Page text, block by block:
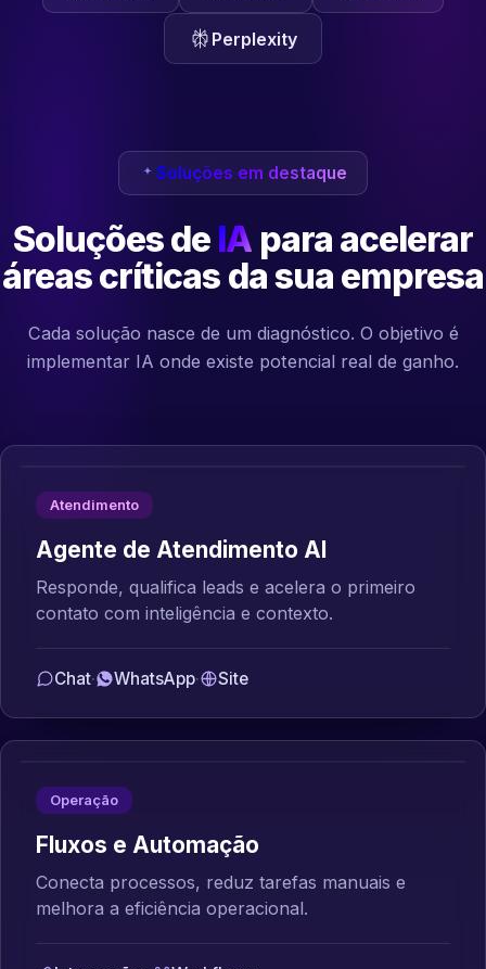
Perplexity
Soluções em destaque
Soluções de IA para acelerar
áreas críticas da sua empresa
Cada solução nasce de um diagnóstico. O objetivo é
implementar IA onde existe potencial real de ganho.
Atendimento
Agente de Atendimento AI
Responde, qualifica leads e acelera o primeiro
contato com inteligência e contexto.
Chat· WhatsApp· Site
Operação
Fluxos e Automação
Conecta processos, reduz tarefas manuais e
melhora a eficiência operacional.